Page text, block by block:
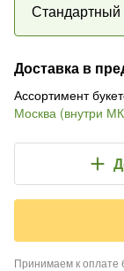
Стандартный
Доставка в
Ассортимент
Москва (внутри
Принимаем к оплате